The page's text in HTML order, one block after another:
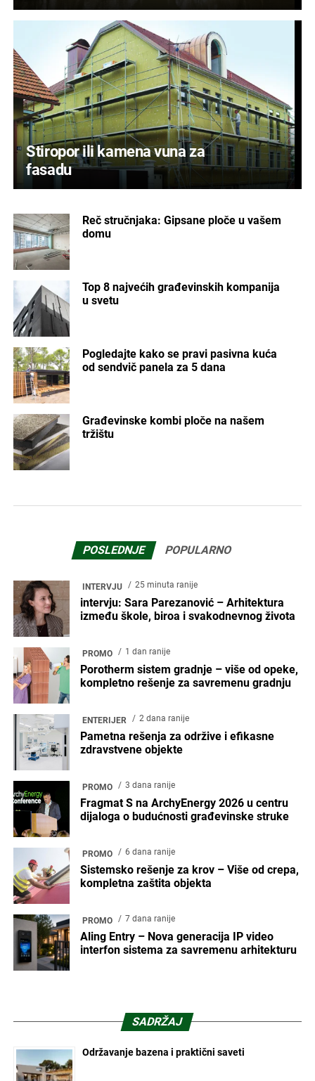
Stiropor ili kamena vuna za
fasadu
Reč stručnjaka: Gipsane ploče u vašem
domu
Top 8 najvećih građevinskih kompanija
u svetu
Pogledajte kako se pravi pasivna kuća
od sendvič panela za 5 dana
Građevinske kombi ploče na našem
tržištu
POSLEDNJE POPULARNO
INTERVJU 25 minuta ranije
intervju: Sara Parezanović – Arhitektura
između škole, biroa i svakodnevnog života
PROMO 1 dan ranije
Porotherm sistem gradnje – više od opeke,
kompletno rešenje za savremenu gradnju
ENTERIJER 2 dana ranije
Pametna rešenja za održive i efikasne
zdravstvene objekte
PROMO 3 dana ranije
Fragmat S na ArchyEnergy 2026 u centru
dijaloga o budućnosti građevinske struke
PROMO 6 dana ranije
Sistemsko rešenje za krov – Više od crepa,
kompletna zaštita objekta
PROMO 7 dana ranije
Aling Entry – Nova generacija IP video
interfon sistema za savremenu arhitekturu
SADRŽAJ
Održavanje bazena i praktični saveti